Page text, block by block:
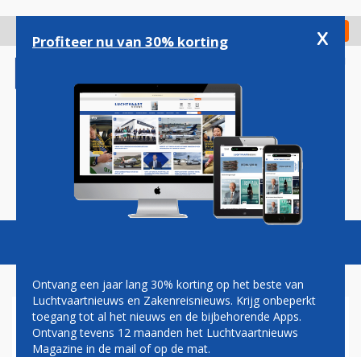
gaan
Check in
Magazine Podcasts Vacatures
737 MAX
Profiteer nu van 30% korting x
Ontvang een jaar lang 30% korting op het beste van
Luchtvaartnieuws en Zakenreisnieuws. Krijg onbeperkt
toegang tot al het nieuws en de bijbehorende Apps.
Ontvang tevens 12 maanden het Luchtvaartnieuws
Magazine in de mail of op de mat.